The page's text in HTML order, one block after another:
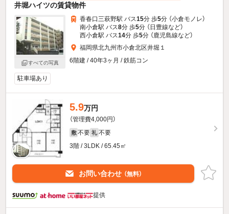
井堀ハイツの賃貸物件
すべての写真
香春口三萩野駅 バス15分 歩5分 （小倉モノレ）
南小倉駅 バス8分 歩5分 （日豊線など）
西小倉駅 バス14分 歩5分 （鹿児島線など）
福岡県北九州市小倉北区井堀１
6階建 / 40年3ヶ月 / 鉄筋コン
駐車場あり
5.9万円
（管理費4,000円）
敷 不要 礼 不要
3階 / 3LDK / 65.45㎡
お問い合わせ （無料）
提供